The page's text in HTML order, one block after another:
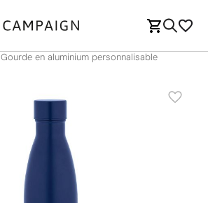
Gourde en aluminium personnalisable